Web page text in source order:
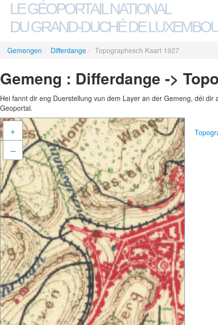
LE GÉOPORTAIL NATIONAL
DU GRAND-DUCHÉ DE
Gemengen / Differdange / Topographesch Kaart 1927
Gemeng : Differdange ->
Hei fannt dir eng Duerstellung vun dem Layer an der Gemeng, déi
Geoportal.
+
–